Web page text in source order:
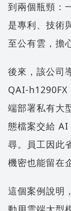
到兩個瓶頸：
是專利、技術
至公有雲，擔
後來，該公司
QAI-h1290FX
端部署私有大
態檔案交給 AI
尋。員工因此
機密也能留在
這個案例說明